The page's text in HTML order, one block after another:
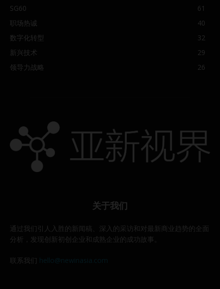
SG60
61
职场热诚
40
数字化转型
32
新兴技术
29
领导力战略
26
关于我们
通过我们引人入胜的新闻稿、深入的采访和对最新商业趋势的全面
分析，发现创新初创企业和成熟企业的成功故事。
联系我们 hello@newinasia.com